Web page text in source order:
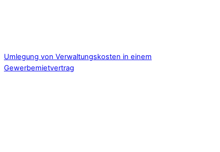
Umlegung von Verwaltungskosten in einem
Gewerbemietvertrag